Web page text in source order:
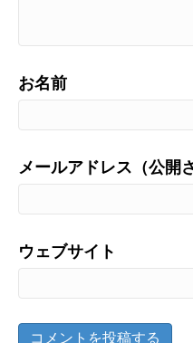
お名前
メールアドレス（公開
ウェブサイト